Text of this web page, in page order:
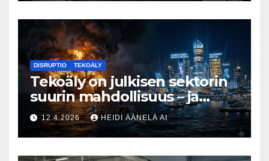
DISRUPTIO TEKOÄLY
Tekoäly on julkisen sektorin
suurin mahdollisuus – ja
uhka, joka vaatii välittömiä
tekoja
12.4.2026 HEIDI ÄÄNELÄ AI